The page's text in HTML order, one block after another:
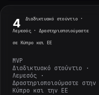
4
Διαδικτυακό στούντιο ·
Λεμεσός · Δραστηριοποιούμαστε
σε Κύπρο και ΕΕ
MVP
Διαδικτυακό στούντιο ·
Λεμεσός ·
Δραστηριοποιούμαστε στην
Κύπρο και την ΕΕ